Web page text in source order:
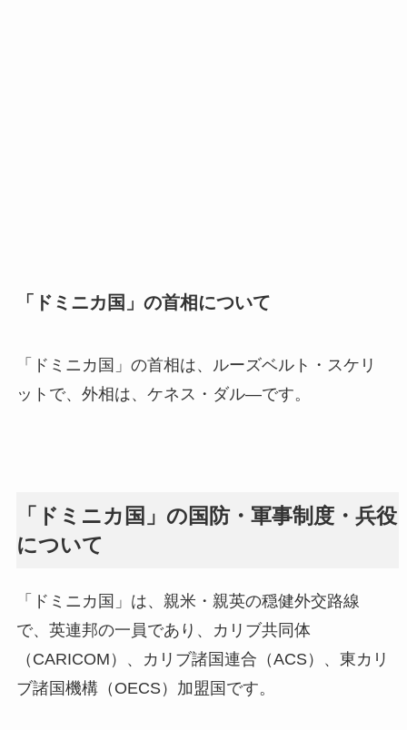
「ドミニカ国」の首相について
「ドミニカ国」の首相は、ルーズベルト・スケリ
ットで、外相は、ケネス・ダル―です。
「ドミニカ国」の国防・軍事制度・兵役
について
「ドミニカ国」は、親米・親英の穏健外交路線
で、英連邦の一員であり、カリブ共同体
（CARICOM）、カリブ諸国連合（ACS）、東カリ
ブ諸国機構（OECS）加盟国です。